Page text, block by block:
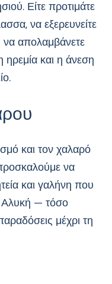
Είτε προτιμάτε
να εξερευνείτε
απολαμβάνετε
και η άνεση
και τον χαλαρό
να
και γαλήνη που
Αλυκή — τόσο
μέχρι τη